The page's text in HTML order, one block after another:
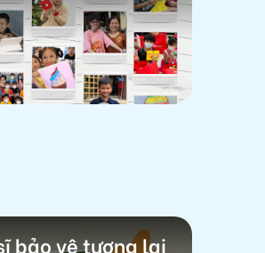
bảo vệ tương lai